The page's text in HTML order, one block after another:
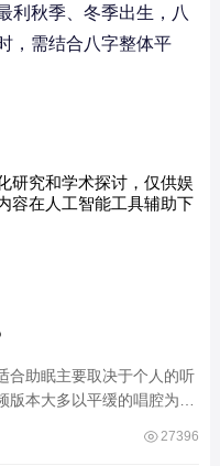
利秋季、冬季出生，八
，需结合八字整体平
研究和学术探讨，仅供娱
容在人工智能工具辅助下
合助眠主要取决于个人的听
版本大多以平缓的唱腔为
础特质。睡前思绪繁杂、
27396